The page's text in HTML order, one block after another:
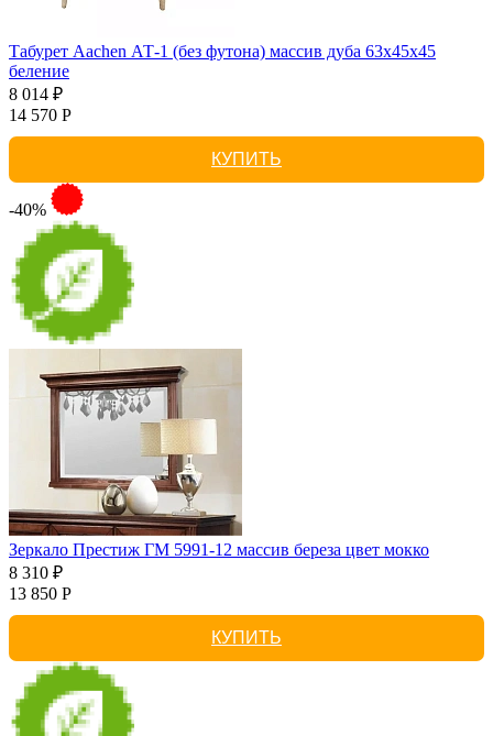
Табурет Aachen АТ-1 (без футона) массив дуба 63х45х45
беление
8 014 ₽
14 570 Р
КУПИТЬ
-40%
Зеркало Престиж ГМ 5991-12 массив береза цвет мокко
8 310 ₽
13 850 Р
КУПИТЬ